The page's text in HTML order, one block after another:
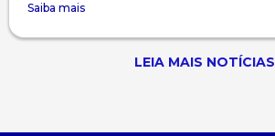
Saiba mais
LEIA MAIS NOTÍCIAS